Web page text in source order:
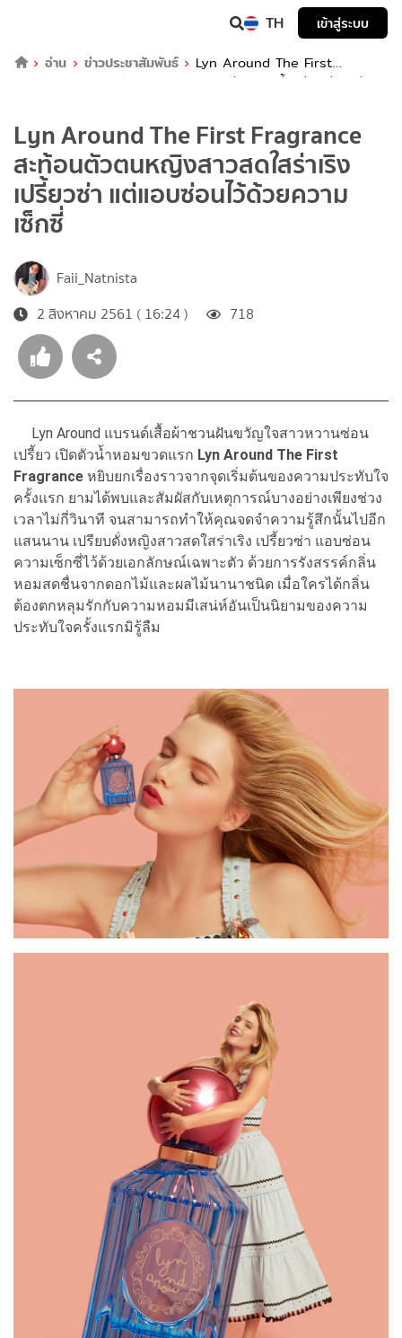
TH
เข้าสู่ระบบ
อ่าน
ข่าวประชาสัมพันธ์
Lyn Around The First
Fragrance สะท้อนตัวตนหญิงสาวสดใสร่าเริง เปรี้ยวซ่า แต่แอบซ่อน
Lyn Around The First Fragrance
สะท้อนตัวตนหญิงสาวสดใสร่าเริง
เปรี้ยวซ่า แต่แอบซ่อนไว้ด้วยความ
เซ็กซี่
Faii_Natnista
2 สิงหาคม 2561 ( 16:24 )
718
Lyn Around แบรนด์เสื้อผ้าชวนฝันขวัญใจสาวหวานซ่อน
เปรี้ยว เปิดตัวน้ำหอมขวดแรก Lyn Around The First
Fragrance หยิบยกเรื่องราวจากจุดเริ่มต้นของความประทับใจ
ครั้งแรก ยามได้พบและสัมผัสกับเหตุการณ์บางอย่างเพียงช่วง
เวลาไม่กี่วินาที จนสามารถทำให้คุณจดจำความรู้สึกนั้นไปอีก
แสนนาน เปรียบดั่งหญิงสาวสดใสร่าเริง เปรี้ยวซ่า แอบซ่อน
ความเซ็กซี่ไว้ด้วยเอกลักษณ์เฉพาะตัว ด้วยการรังสรรค์กลิ่น
หอมสดชื่นจากดอกไม้และผลไม้นานาชนิด เมื่อใครได้กลิ่น
ต้องตกหลุมรักกับความหอมมีเสน่ห์อันเป็นนิยามของความ
ประทับใจครั้งแรกมิรู้ลืม